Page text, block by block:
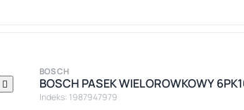

BOSCH
BOSCH PASEK WIELOROWKOWY
Indeks: 1987947979